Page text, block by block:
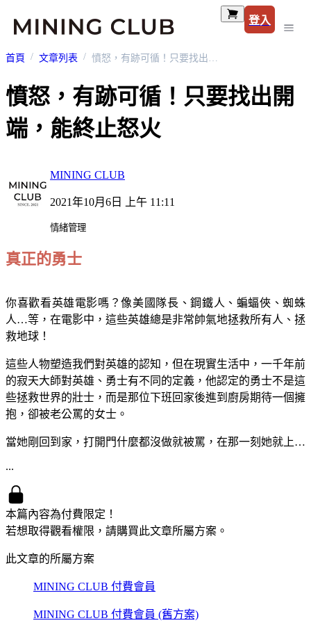
登入
首頁 文章列表 憤怒，有跡可循！只要找出開端，能終止怒火
憤怒，有跡可循！只要找出開
端，能終止怒火
MINING CLUB
2021年10月6日 上午 11:11
情緒管理
真正的勇士
你喜歡看英雄電影嗎？像美國隊長、鋼鐵人、蝙蝠俠、蜘蛛
人…等，在電影中，這些英雄總是非常帥氣地拯救所有人、拯
救地球！
這些人物塑造我們對英雄的認知，但在現實生活中，一千年前
的寂天大師對英雄、勇士有不同的定義，他認定的勇士不是這
些拯救世界的壯士，而是那位下班回家後進到廚房期待一個擁
抱，卻被老公罵的女士。
當她剛回到家，打開門什麼都沒做就被罵，在那一刻她就上…
...
本篇內容為付費限定！
若想取得觀看權限，請購買此文章所屬方案。
此文章的所屬方案
MINING CLUB 付費會員
MINING CLUB 付費會員 (舊方案)